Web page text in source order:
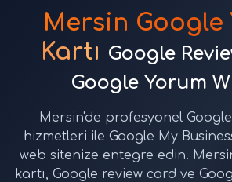
Mersin Google
Kartı Google
Google Yorum
Mersin'de profesyonel
hizmetleri ile Google My
web sitenize entegre edin.
kartı, Google review card ve